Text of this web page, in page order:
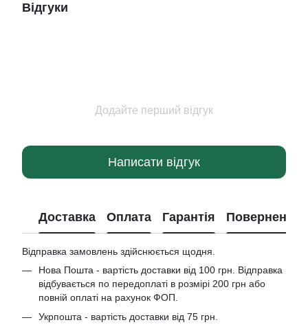
Відгуки
Додайте перший відгук
Написати відгук
Доставка Оплата Гарантія Повернення
Відправка замовлень здійснюється щодня.
Нова Пошта - вартість доставки від 100 грн. Відправка
відбувається по передоплаті в розмірі 200 грн або
повній оплаті на рахунок ФОП.
Укрпошта - вартість доставки від 75 грн.